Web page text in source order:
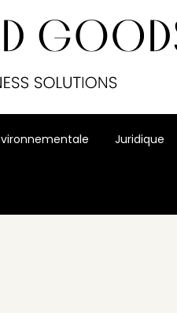
Juridique